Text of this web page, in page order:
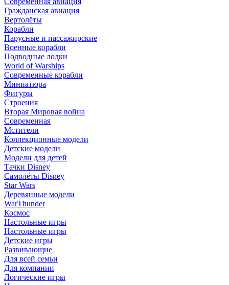
Гражданская авиация
Вертолёты
Корабли
Парусные и пассажирские
Военные корабли
Подводные лодки
World of Warships
Современные корабли
Миниатюра
Фигуры
Строения
Вторая Мировая война
Современная
Мстители
Коллекционные модели
Детские модели
Модели для детей
Тачки Disney
Самолёты Disney
Star Wars
Деревянные модели
WarThunder
Космос
Настольные игры
Настольные игры
Детские игры
Развивающие
Для всей семьи
Для компании
Логические игры